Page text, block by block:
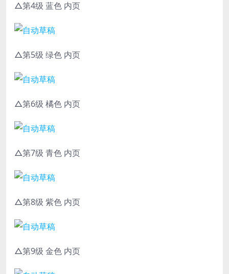
△第4级 蓝色 内页
△第5级 绿色 内页
△第6级 橘色 内页
△第7级 青色 内页
△第8级 紫色 内页
△第9级 金色 内页